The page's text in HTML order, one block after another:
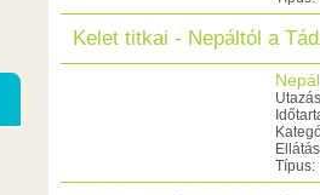
Kelet titkai - Nepáltól a
Típus: